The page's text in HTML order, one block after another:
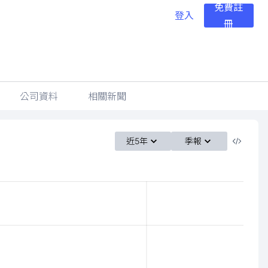
登入
免費註
冊
公司資料 相關新聞
近5年 季報